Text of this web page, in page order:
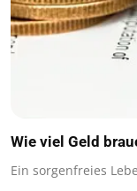
Wie viel Geld
Ein sorgenfreies